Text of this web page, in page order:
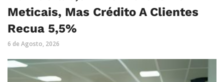
Meticais, Mas Crédito A Clientes
Recua 5,5%
6 de Agosto, 2026